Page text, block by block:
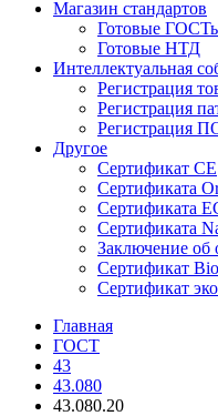
Магазин стандартов
Готовые
Готовые НТД
Интеллектуальная
Регистрация
Регистрация
Регистрация
Другое
Сертификат СЕ
Сертификата
Сертификата
Сертификата
Заключение
Сертификат Bio
Сертификат
Главная
ГОСТ
43
43.080
43.080.20